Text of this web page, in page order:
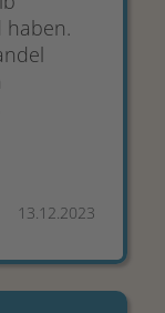
haben.
13.12.2023